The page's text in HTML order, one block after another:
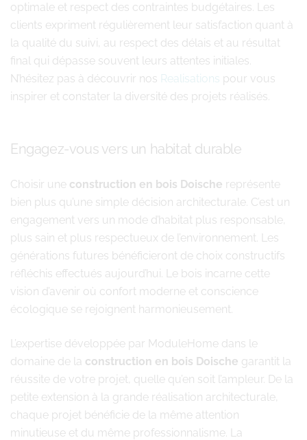
optimale et respect des contraintes budgétaires. Les
clients expriment régulièrement leur satisfaction quant à
la qualité du suivi, au respect des délais et au résultat
final qui dépasse souvent leurs attentes initiales.
N’hésitez pas à découvrir nos Realisations pour vous
inspirer et constater la diversité des projets réalisés.
Engagez-vous vers un habitat durable
Choisir une construction en bois Doische représente
bien plus qu’une simple décision architecturale. C’est un
engagement vers un mode d’habitat plus responsable,
plus sain et plus respectueux de l’environnement. Les
générations futures bénéficieront de choix constructifs
réfléchis effectués aujourd’hui. Le bois incarne cette
vision d’avenir où confort moderne et conscience
écologique se rejoignent harmonieusement.
L’expertise développée par ModuleHome dans le
domaine de la construction en bois Doische garantit la
réussite de votre projet, quelle qu’en soit l’ampleur. De la
petite extension à la grande réalisation architecturale,
chaque projet bénéficie de la même attention
minutieuse et du même professionnalisme. La